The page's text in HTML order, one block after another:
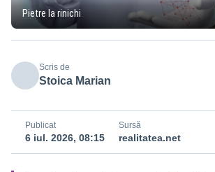
Pietre la rinichi
Scris de
Stoica Marian
Publicat
6 iul. 2026, 08:15
Sursă
realitatea.net